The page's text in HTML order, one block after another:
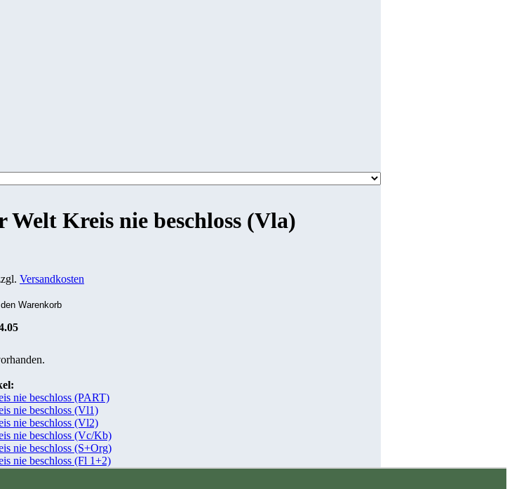
Welt Kreis nie beschloss (Vla)
Versandkosten
nie beschloss (PART)
nie beschloss (Vl1)
nie beschloss (Vl2)
nie beschloss (Vc/Kb)
nie beschloss (S+Org)
nie beschloss (Fl 1+2)